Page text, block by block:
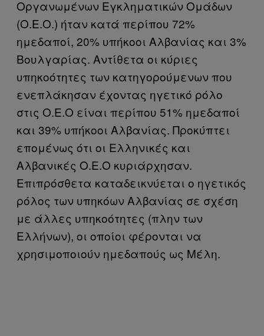
Οργανωμένων Εγκληματικών Ομάδων
(Ο.Ε.Ο.) ήταν κατά περίπου 72%
ημεδαποί, 20% υπήκοοι Αλβανίας και 3%
Βουλγαρίας. Αντίθετα οι κύριες
υπηκοότητες των κατηγορούμενων που
ενεπλάκησαν έχοντας ηγετικό ρόλο
στις Ο.Ε.Ο είναι περίπου 51% ημεδαποί
και 39% υπήκοοι Αλβανίας. Προκύπτει
επομένως ότι οι Ελληνικές και
Αλβανικές Ο.Ε.Ο κυριάρχησαν.
Επιπρόσθετα καταδεικνύεται ο ηγετικός
ρόλος των υπηκόων Αλβανίας σε σχέση
με άλλες υπηκοότητες (πλην των
Ελλήνων), οι οποίοι φέρονται να
χρησιμοποιούν ημεδαπούς ως Μέλη.